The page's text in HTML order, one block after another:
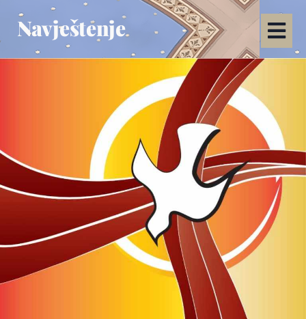
Navještenje